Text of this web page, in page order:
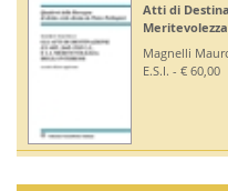
Atti di
Magnelli
E.S.I. - € 60,00